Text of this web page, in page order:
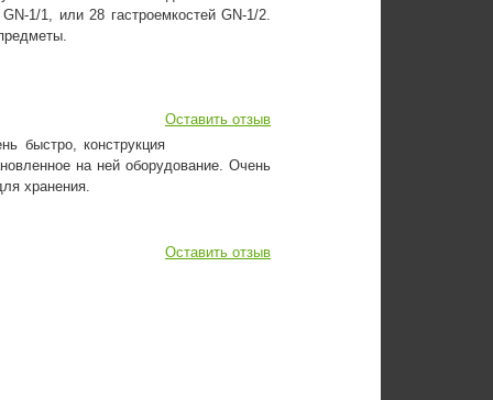
1/1, или 28 гастроемкостей GN-1/2.
Оставить отзыв
быстро, конструкция
на ней оборудование. Очень
хранения.
Оставить отзыв